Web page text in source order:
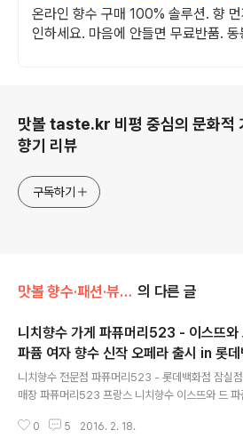
어
온라인 향수 구매 100% 솔루션. 향
인하세요. 마음에 안들면 무료반품. 동
맛볼 taste.kr 비평 중심의 문화적
향기 리뷰
구독하기
맛볼 향수·패션·뷰티/향수 의 다른 글
니치향수 가게 파퓨머리523 - 이스뜨와
파퓸 여자 향수 신작 오페라 출시 in 롯데
점 잠실점
니치향수 전문점 파퓨머리523 - 롯데백화점 잠실
매장 파퓨머리523 프랑스 니치향수 이스뜨와 드 파
향수 신작 오페라 OPERA 5종 여자향수 1831,
0 5 2016. 2. 18.